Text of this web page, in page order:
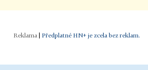
Předplatné HN+ je zcela bez reklam.